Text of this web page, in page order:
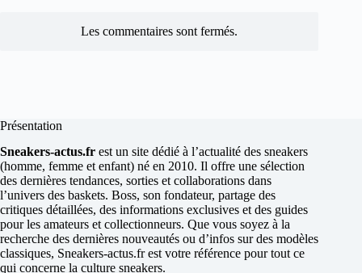
Les commentaires sont fermés.
Présentation
Sneakers-actus.fr est un site dédié à l’actualité des sneakers
(homme, femme et enfant) né en 2010. Il offre une sélection
des dernières tendances, sorties et collaborations dans
l’univers des baskets. Boss, son fondateur, partage des
critiques détaillées, des informations exclusives et des guides
pour les amateurs et collectionneurs. Que vous soyez à la
recherche des dernières nouveautés ou d’infos sur des modèles
classiques, Sneakers-actus.fr est votre référence pour tout ce
qui concerne la culture sneakers.